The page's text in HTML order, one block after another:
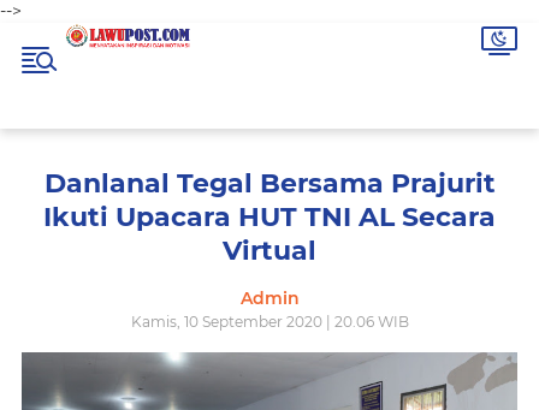
-->
Danlanal Tegal Bersama Prajurit
Ikuti Upacara HUT TNI AL Secara
Virtual
Admin
Kamis, 10 September 2020 | 20.06 WIB